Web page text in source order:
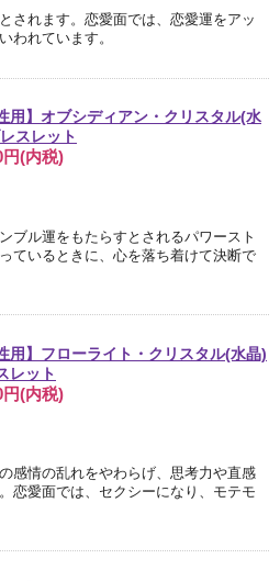
されます。恋愛面では、恋愛運をアッ
われています。
用】オブシディアン・クリスタル(水
スレット
円(内税)
ブル運をもたらすとされるパワースト
ているときに、心を落ち着けて決断で
用】フローライト・クリスタル(水晶)
レット
円(内税)
感情の乱れをやわらげ、思考力や直感
恋愛面では、セクシーになり、モテモ